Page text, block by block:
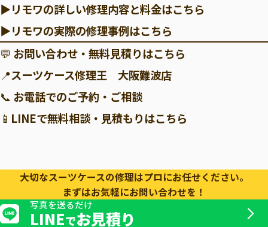
▶リモワの詳しい修理内容と料金はこちら
▶リモワの実際の修理事例はこちら
💬 お問い合わせ・無料見積りはこちら
📍スーツケース修理王 大阪難波店
📞 お電話でのご予約・ご相談
📱 LINEで無料相談・見積もりはこちら
大切なスーツケースの修理はプロにお任せください。
まずはお気軽にお問い合わせを！
写真を送るだけ
LINEでお見積り